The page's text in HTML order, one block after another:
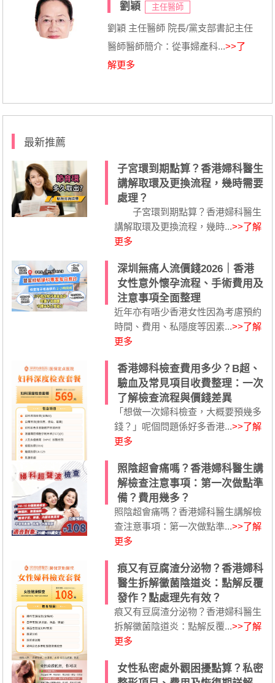
劉穎 主任醫師
劉穎 主任醫師 院長/黨支部書記主任
醫師醫師簡介：從事婦產科...>>了
解更多
最新推薦
子宮環到期點算？香港婦科醫生
講解取環及更換流程，幾時需要
處理？
子宮環到期點算？香港婦科醫生
講解取環及更換流程，幾時...>>了解
更多
深圳無痛人流價錢2026｜香港
女性意外懷孕流程、手術費用及
注意事項全面整理
近年亦有唔少香港女性因為考慮預約
時間、費用、私隱度等因素...>>了解
更多
香港婦科檢查費用多少？B超、
驗血及常見項目收費整理：一次
了解檢查流程與價錢差異
「想做一次婦科檢查，大概要預幾多
錢？」呢個問題係好多香港...>>了解
更多
照陰超會痛嗎？香港婦科醫生講
解檢查注意事項：第一次做點準
備？費用幾多？
照陰超會痛嗎？香港婦科醫生講解檢
查注意事項：第一次做點準...>>了解
更多
痕又有豆腐渣分泌物？香港婦科
醫生拆解黴菌陰道炎：點解反覆
發作？點處理先有效？
痕又有豆腐渣分泌物？香港婦科醫生
拆解黴菌陰道炎：點解反覆...>>了解
更多
女性私密處外觀困擾點算？私密